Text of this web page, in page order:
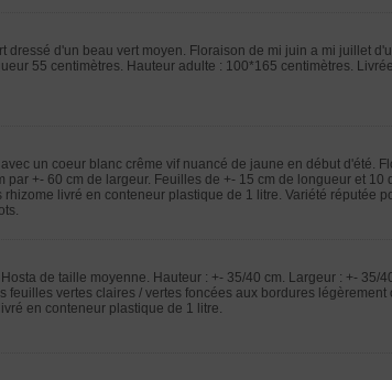
dressé d'un beau vert moyen. Floraison de mi juin a mi juillet
55 centimètres. Hauteur adulte : 100*165 centimètres.
un coeur blanc crême vif nuancé de jaune en début d'été.
+- 60 cm de largeur. Feuilles de +- 15 cm de longueur et 10
rhizome livré en conteneur plastique de 1 litre. Variété réputée
de taille moyenne. Hauteur : +- 35/40 cm. Largeur : +- 35/
feuilles vertes claires / vertes foncées aux bordures légèrement
en conteneur plastique de 1 litre.